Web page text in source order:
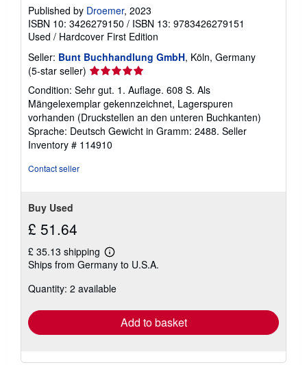
Published by Droemer, 2023
ISBN 10: 3426279150 / ISBN 13: 9783426279151
Used / Hardcover First Edition
Seller: Bunt Buchhandlung GmbH, Köln, Germany
(5-star seller) Seller
5
out
of
5
stars
Condition: Sehr gut. 1. Auflage. 608 S. Als
Mängelexemplar gekennzeichnet, Lagerspuren
vorhanden (Druckstellen an den unteren Buchkanten)
Sprache: Deutsch Gewicht in Gramm: 2488. Seller
Inventory # 114910
Contact seller
Buy Used
£ 51.64
£ 35.13 shipping
Learn
more
shipping
Ships from Germany to U.S.A.
Quantity: 2 available
Add to basket